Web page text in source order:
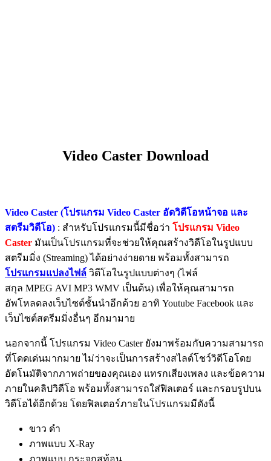
Video Caster Download
Video Caster (โปรแกรม Video Caster อัดวิดีโอหน้าจอ และ
สตรีมวิดีโอ) : สำหรับโปรแกรมนี้มีชื่อว่า โปรแกรม Video
Caster มันเป็นโปรแกรมที่จะช่วยให้คุณสร้างวิดีโอในรูปแบบ
สตรีมมิ่ง (Streaming) ได้อย่างง่ายดาย พร้อมทั้งสามารถ
โปรแกรมแปลงไฟล์ วิดีโอในรูปแบบต่างๆ (ไฟล์
สกุล MPEG AVI MP3 WMV เป็นต้น) เพื่อให้คุณสามารถ
อัพโหลดลงเว็บไซต์ชั้นนำอีกด้วย อาทิ Youtube Facebook และ
เว็บไซต์สตรีมมิ่งอื่นๆ อีกมามาย
นอกจากนี้ โปรแกรม Video Caster ยังมาพร้อมกับความสามารถ
ที่โดดเด่นมากมาย ไม่ว่าจะเป็นการสร้างสไลด์โชว์วิดีโอโดย
อัตโนมัติจากภาพถ่ายของคุณเอง แทรกเสียงเพลง และข้อความ
ภายในคลิปวิดีโอ พร้อมทั้งสามารถใส่ฟิลเตอร์ และกรอบรูปบน
วิดีโอได้อีกด้วย โดยฟิลเตอร์ภายในโปรแกรมมีดังนี้
ขาว ดำ
ภาพแบบ X-Ray